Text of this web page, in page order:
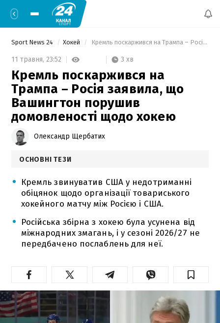
Sport News 24 Хокей Кремль поскаржився на Трампа – Росія заявила, що Вашингтон порушив домовленості щодо хокею
11 травня, 23:52 3 хв
Кремль поскаржився на
Трампа – Росія заявила, що
Вашингтон порушив
домовленості щодо хокею
Олександр Щербатих
ОСНОВНІ ТЕЗИ
Кремль звинуватив США у недотриманні
обіцянок щодо організації товариського
хокейного матчу між Росією і США.
Російська збірна з хокею була усунена від
міжнародних змагань, і у сезоні 2026/27 не
передбачено послаблень для неї.